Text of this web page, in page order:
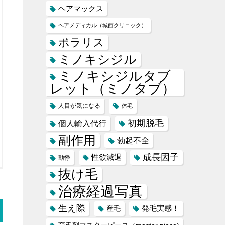
ヘアマックス
ヘアメディカル（城西クリニック）
ポラリス
ミノキシジル
ミノキシジルタブ
レット（ミノタブ）
人目が気になる 体毛
個人輸入代行 初期脱毛
副作用 勃起不全
動悸 性欲減退 成長因子
抜け毛
治療経過写真
生え際 産毛 発毛実感！